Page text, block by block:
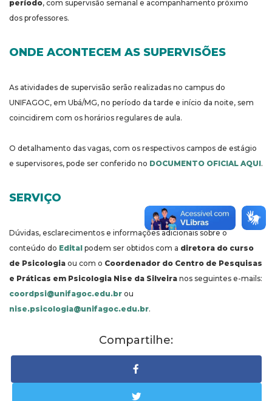
período, com supervisão semanal e acompanhamento próximo
dos professores.
ONDE ACONTECEM AS SUPERVISÕES
As atividades de supervisão serão realizadas no campus do
UNIFAGOC, em Ubá/MG, no período da tarde e início da noite, sem
coincidirem com os horários regulares de aula.
O detalhamento das vagas, com os respectivos campos de estágio
e supervisores, pode ser conferido no DOCUMENTO OFICIAL AQUI.
SERVIÇO
Dúvidas, esclarecimentos e informações adicionais sobre o
conteúdo do Edital podem ser obtidos com a diretora do curso
de Psicologia ou com o Coordenador do Centro de Pesquisas
e Práticas em Psicologia Nise da Silveira nos seguintes e-mails:
coordpsi@unifagoc.edu.br ou
nise.psicologia@unifagoc.edu.br.
Compartilhe: